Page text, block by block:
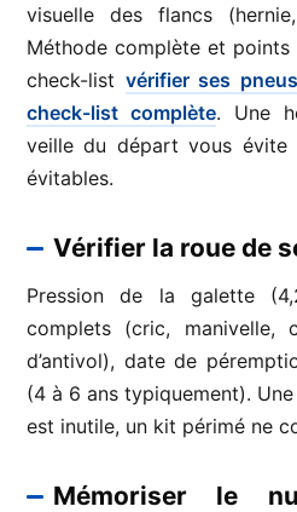
visuelle des flancs
Méthode complète et
check-list vérifier ses
check-list complète. Une
veille du départ vous évite
évitables.
Vérifier la roue de
Pression de la galette
complets (cric, manivelle,
d’antivol), date de
(4 à 6 ans typiquement).
est inutile, un kit périmé ne
Mémoriser le